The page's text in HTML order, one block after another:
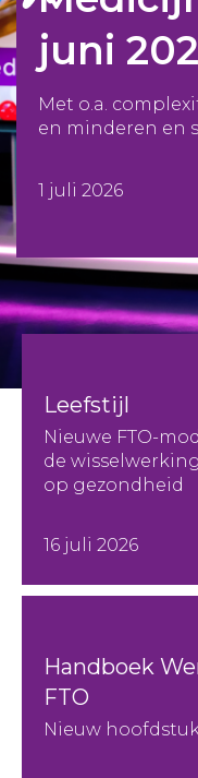
juni
Met o.a.
en minderen en
1 juli 2026
Leefstijl
Nieuwe FTO-
de
op gezondheid
16 juli 2026
Handboek
FTO
Nieuw